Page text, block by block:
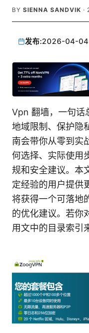
BY SIENNA SANDVIK ·
发布:2026-04-04
Vpn 翻墙，一句话
地域限制、保护隐
南会带你从零到实
何选择、实际使用
规和安全建议。本
定经验的用户提供
将获得一个可落地
的优化建议。若你
用文中的目录索引